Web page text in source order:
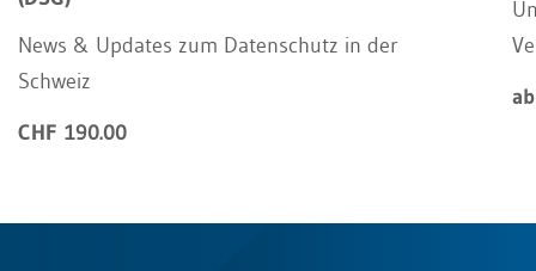
News & Updates zum Datenschutz in der
Schweiz
CHF 190.00